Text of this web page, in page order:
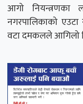
आगो नियन्त्रणका
नगरपालिकाको एउटा
वटा दमकलले आगिलो